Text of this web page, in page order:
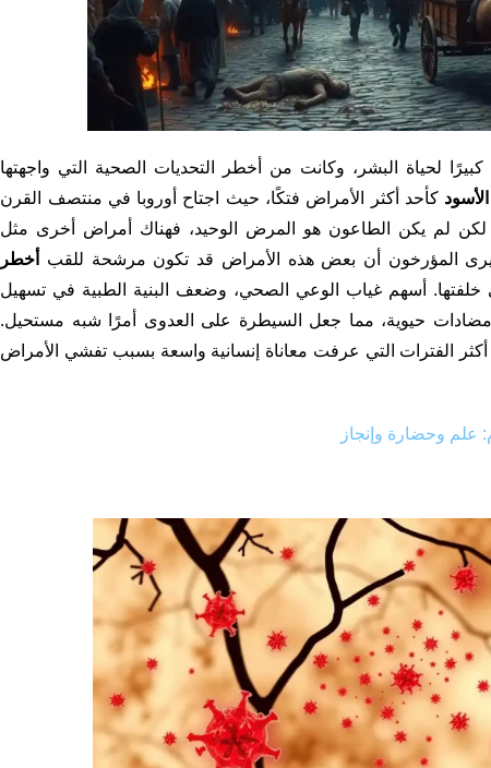
كبيرًا لحياة البشر، وكانت من أخطر التحديات الصحية التي واجهتها
كأحد أكثر الأمراض فتكًا، حيث اجتاح أوروبا في منتصف القرن
لكن لم يكن الطاعون هو المرض الوحيد، فهناك أمراض أخرى مثل
المؤرخون أن بعض هذه الأمراض قد تكون مرشحة للقب
أخطر
خلفتها. أسهم غياب الوعي الصحي، وضعف البنية الطبية في تسهيل
حيوية، مما جعل السيطرة على العدوى أمرًا شبه مستحيل.
الفترات التي عرفت معاناة إنسانية واسعة بسبب تفشي الأمراض
علم وحضارة وإنجاز